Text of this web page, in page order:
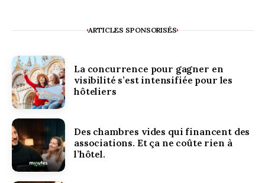
ARTICLES SPONSORISÉS
La concurrence pour gagner en
visibilité s’est intensifiée pour les
hôteliers
Des chambres vides qui financent des
associations. Et ça ne coûte rien à
l’hôtel.